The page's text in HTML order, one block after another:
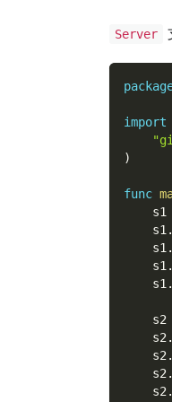
Server
import
)
func
    s1
    s1
.
    s1
.
    s1
.
    s1
.
    s2
    s2
.
    s2
.
    s2
.
    s2
.